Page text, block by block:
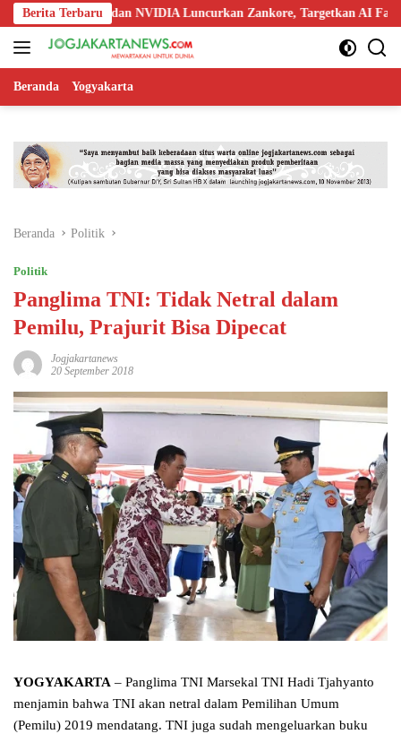
Langsung
ke
konten
Berita Terbaru
Nokia, dan NVIDIA Luncurkan Zankore, Targetkan AI Factory 1 GW
Beranda Yogyakarta
Beranda Politik
Politik
Panglima TNI: Tidak Netral dalam
Pemilu, Prajurit Bisa Dipecat
Jogjakartanews
20 September 2018
YOGYAKARTA – Panglima TNI Marsekal TNI Hadi Tjahyanto
menjamin bahwa TNI akan netral dalam Pemilihan Umum
(Pemilu) 2019 mendatang. TNI juga sudah mengeluarkan buku